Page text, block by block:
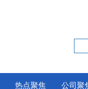
热点聚焦 公司聚